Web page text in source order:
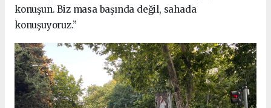
konuşun. Biz masa başında değil, sahada
konuşuyoruz.”